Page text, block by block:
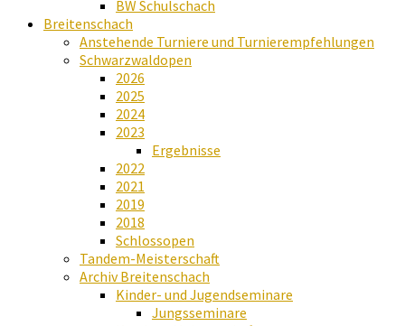
BW Schulschach
Breitenschach
Anstehende Turniere und Turnierempfehlungen
Schwarzwaldopen
2026
2025
2024
2023
Ergebnisse
2022
2021
2019
2018
Schlossopen
Tandem-Meisterschaft
Archiv Breitenschach
Kinder- und Jugendseminare
Jungsseminare